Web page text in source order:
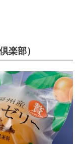
楽部）